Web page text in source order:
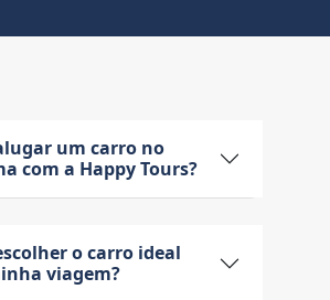
um carro no
com a Happy Tours?
o carro ideal
viagem?